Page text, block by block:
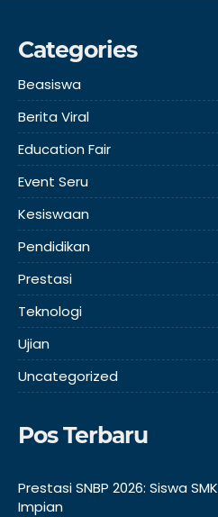
Categories
Beasiswa
Berita Viral
Education Fair
Event Seru
Kesiswaan
Pendidikan
Prestasi
Teknologi
Ujian
Uncategorized
Pos Terbaru
Prestasi SNBP 2026: Siswa
Impian